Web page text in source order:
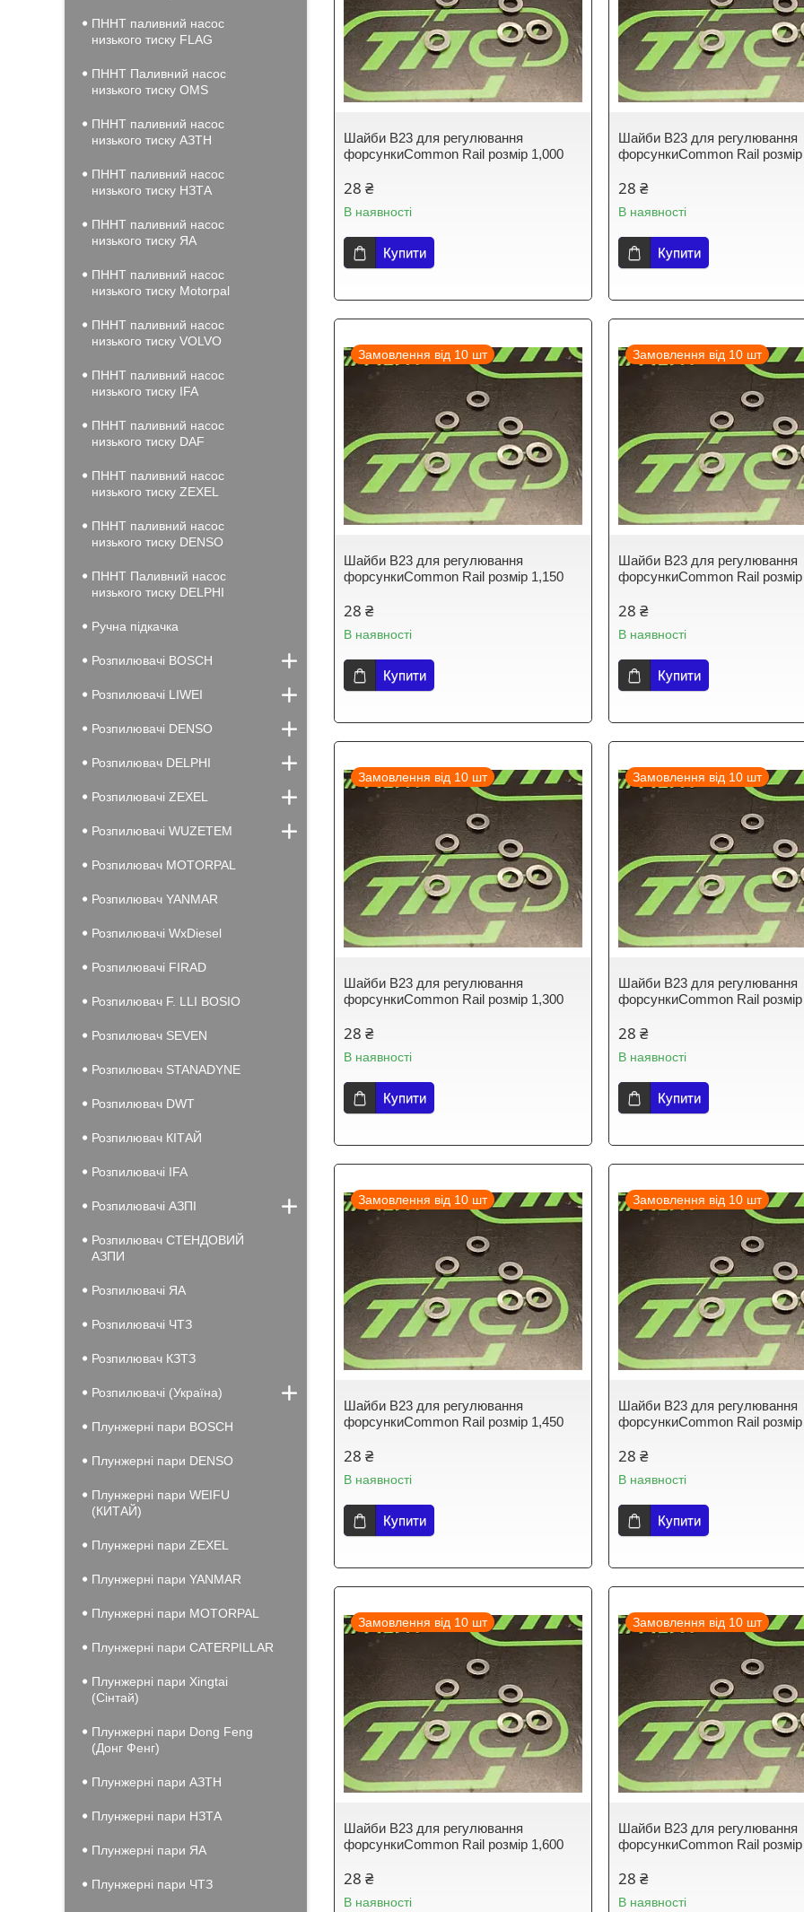
Шайби B23 для регулювання
форсункиCommon Rail розмір 1,000
28 ₴
В наявності
Купити
Шайби B23 для регулювання
форсункиCommon Rail
28 ₴
В наявності
Купити
Замовлення від 10 шт
Шайби B23 для регулювання
форсункиCommon Rail розмір 1,150
28 ₴
В наявності
Купити
Замовлення від 10 шт
Шайби B23 для регулювання
форсункиCommon Rail
28 ₴
В наявності
Купити
Замовлення від 10 шт
Шайби B23 для регулювання
форсункиCommon Rail розмір 1,300
28 ₴
В наявності
Купити
Замовлення від 10 шт
Шайби B23 для регулювання
форсункиCommon Rail
28 ₴
В наявності
Купити
Замовлення від 10 шт
Шайби B23 для регулювання
форсункиCommon Rail розмір 1,450
28 ₴
В наявності
Купити
Замовлення від 10 шт
Шайби B23 для регулювання
форсункиCommon Rail
28 ₴
В наявності
Купити
Замовлення від 10 шт
Шайби B23 для регулювання
форсункиCommon Rail розмір 1,600
28 ₴
В наявності
Замовлення від 10 шт
Шайби B23 для регулювання
форсункиCommon Rail
28 ₴
В наявності
ПННТ паливний насос
низького тиску FLAG
ПННТ Паливний насос
низького тиску OMS
ПННТ паливний насос
низького тиску АЗТН
ПННТ паливний насос
низького тиску НЗТА
ПННТ паливний насос
низького тиску ЯА
ПННТ паливний насос
низького тиску Motorpal
ПННТ паливний насос
низького тиску VOLVO
ПННТ паливний насос
низького тиску IFA
ПННТ паливний насос
низького тиску DAF
ПННТ паливний насос
низького тиску ZEXEL
ПННТ паливний насос
низького тиску DENSO
ПННТ Паливний насос
низького тиску DELPHI
Ручна підкачка
Розпилювачі BOSCH
Розпилювачі LIWEI
Розпилювачі DENSO
Розпилювач DELPHI
Розпилювачі ZEXEL
Розпилювачі WUZETEM
Розпилювач MOTORPAL
Розпилювач YANMAR
Розпилювачі WxDiesel
Розпилювачі FIRAD
Розпилювач F. LLI BOSIO
Розпилювач SEVEN
Розпилювач STANADYNE
Розпилювач DWT
Розпилювач КІТАЙ
Розпилювачі IFA
Розпилювачі АЗПІ
Розпилювач СТЕНДОВИЙ
АЗПИ
Розпилювачі ЯА
Розпилювачі ЧТЗ
Розпилювач КЗТЗ
Розпилювачі (Україна)
Плунжерні пари BOSCH
Плунжерні пари DENSO
Плунжерні пари WEIFU
(КИТАЙ)
Плунжерні пари ZEXEL
Плунжерні пари YANMAR
Плунжерні пари MOTORPAL
Плунжерні пари CATERPILLAR
Плунжерні пари Xingtai
(Сінтай)
Плунжерні пари Dong Feng
(Донг Фенг)
Плунжерні пари АЗТН
Плунжерні пари НЗТА
Плунжерні пари ЯА
Плунжерні пари ЧТЗ